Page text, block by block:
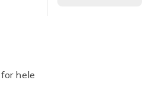
hele